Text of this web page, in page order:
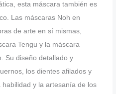
esta máscara también es
Las máscaras Noh en
de arte en sí mismas,
Tengu y la máscara
Su diseño detallado y
los dientes afilados y
habilidad y la artesanía de los